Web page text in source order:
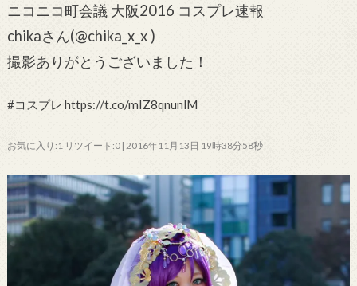
ニコニコ町会議 大阪2016 コスプレ速報
chikaさん(@chika_x_x )
撮影ありがとうございました！
#コスプレ https://t.co/mIZ8qnunlM
お気に入り:1 リツイート:0 | 2016年11月13日 19時38分58秒